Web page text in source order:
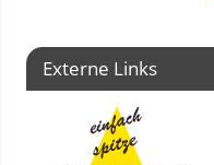
Externe Links